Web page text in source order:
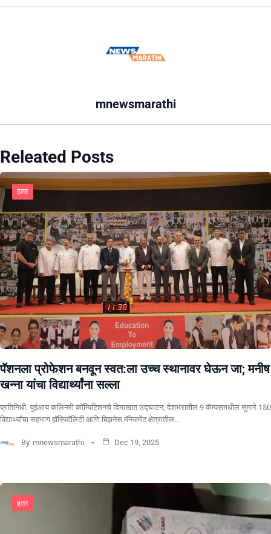
mnewsmarathi
Releated Posts
इतर
पॅशनला प्रोफेशन बनवून स्वत:ला उच्च स्थानावर घेऊन जा; मनीष
खन्ना यांचा विद्यार्थ्यांना सल्ला
प्रतिनिधी. युईआय कलिनरी कॉम्पिटिशनचे दिमाखात उद्घाटन; देशभरातील 9 कॅम्पसमधील सुमारे 150
विद्यार्थ्यांचा सहभाग हॉस्पिटॅलिटी आणि बिझनेस मॅनेजमेंट क्षेत्रातील…
By mnewsmarathi Dec 19, 2025
इतर